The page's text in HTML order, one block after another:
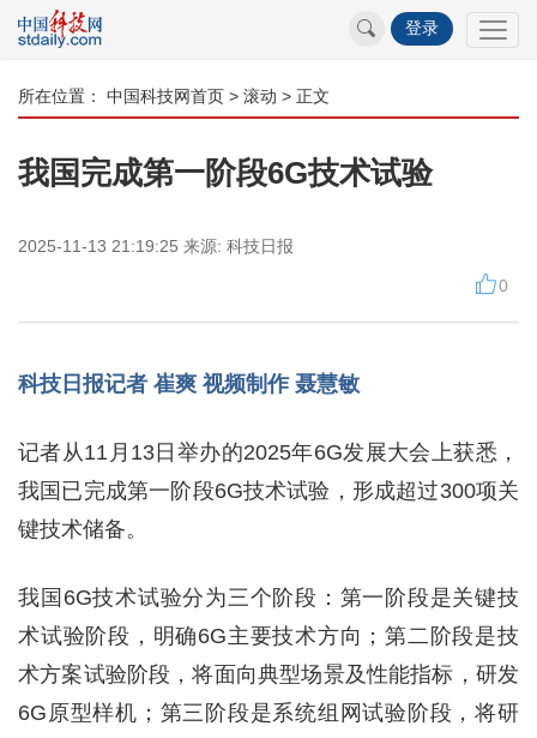
登录
所在位置： 中国科技网首页 > 滚动 > 正文
我国完成第一阶段6G技术试验
2025-11-13 21:19:25 来源: 科技日报
0
科技日报记者 崔爽 视频制作 聂慧敏
记者从11月13日举办的2025年6G发展大会上获悉，
我国已完成第一阶段6G技术试验，形成超过300项关
键技术储备。
我国6G技术试验分为三个阶段：第一阶段是关键技
术试验阶段，明确6G主要技术方向；第二阶段是技
术方案试验阶段，将面向典型场景及性能指标，研发
6G原型样机；第三阶段是系统组网试验阶段，将研